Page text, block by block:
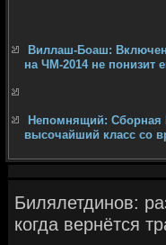
Виллаш-Боаш:
на ЧМ-2014 не понизит
Непомнящий: Сборная
высочайший класс со
Билялетдинов:
когда вернётся